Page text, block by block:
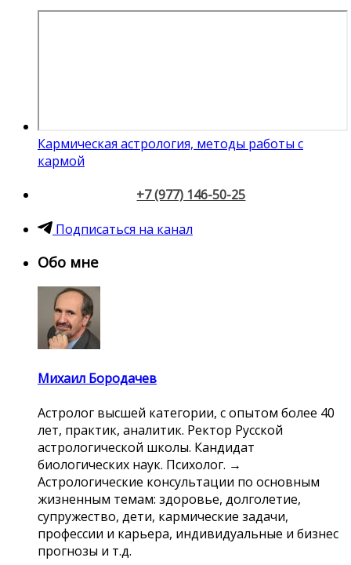
Кармическая астрология, методы работы с
кармой
+7 (977) 146-50-25
Подписаться на канал
Обо мне
Михаил Бородачев
Астролог высшей категории, с опытом более 40
лет, практик, аналитик. Ректор Русской
астрологической школы. Кандидат
биологических наук. Психолог. →
Астрологические консультации по основным
жизненным темам: здоровье, долголетие,
супружество, дети, кармические задачи,
профессии и карьера, индивидуальные и бизнес
прогнозы и т.д.